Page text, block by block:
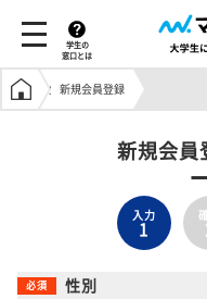
学生の
窓口とは
学生の窓口トップ
新規会員登録
新規会員
入力
1
性別